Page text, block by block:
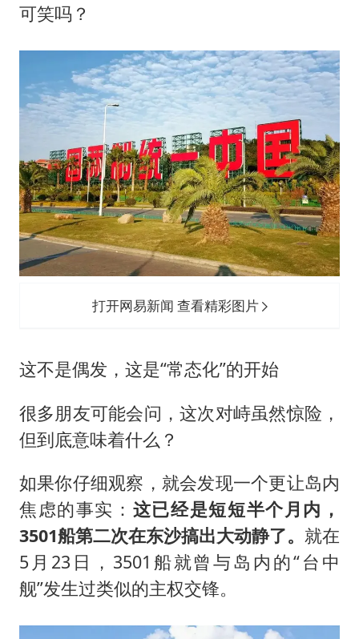
可笑吗？
打开网易新闻 查看精彩图片
这不是偶发，这是“常态化”的开始
很多朋友可能会问，这次对峙虽然惊险，
但到底意味着什么？
如果你仔细观察，就会发现一个更让岛内
焦虑的事实： 这已经是短短半个月内，
3501船第二次在东沙搞出大动静了。就在
5月23日，3501船就曾与岛内的“台中
舰”发生过类似的主权交锋。